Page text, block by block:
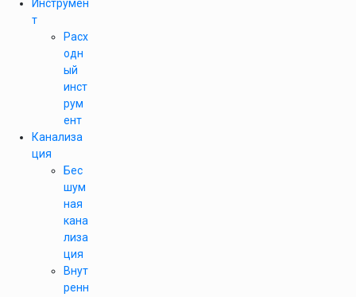
Инструмен
т
Расх
одн
ый
инст
рум
ент
Канализа
ция
Бес
шум
ная
кана
лиза
ция
Внут
ренн